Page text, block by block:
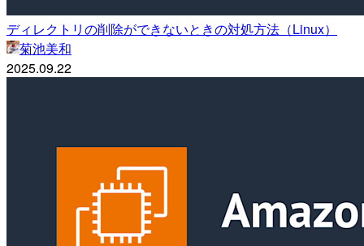
ディレクトリの削除ができないときの対処方法（Linux）
菊池美和
2025.09.22